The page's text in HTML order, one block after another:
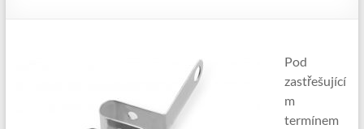
Pod
zastřešující
m
termínem